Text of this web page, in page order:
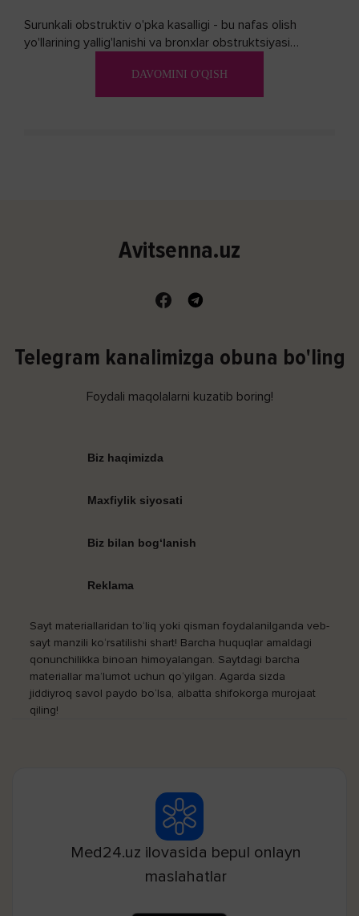
Surunkali obstruktiv o'pka kasalligi - bu nafas olish
yo'llarining yallig'lanishi va bronxlar obstruktsiyasi
DAVOMINI O'QISH
Avitsenna.uz
Telegram kanalimizga obuna bo'ling
Foydali maqolalarni kuzatib boring!
Biz haqimizda
Maxfiylik siyosati
Biz bilan bog‘lanish
Reklama
Sayt materiallaridan to‘liq yoki qisman foydalanilganda veb-
sayt manzili ko‘rsatilishi shart! Barcha huquqlar amaldagi
qonunchilikka binoan himoyalangan. Saytdagi barcha
materiallar ma’lumot uchun qo‘yilgan. Agarda sizda
jiddiyroq savol paydo bo‘lsa, albatta shifokorga murojaat
qiling!
Med24.uz ilovasida bepul onlayn
maslahatlar